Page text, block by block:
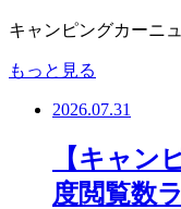
キャンピングカーニ
もっと見る
2026.07.31
【キャン
度閲覧数